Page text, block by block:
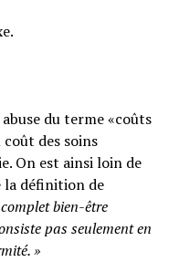
du terme «coûts
coût des soins
On est ainsi loin de
la définition de
bien-être
pas seulement en
»